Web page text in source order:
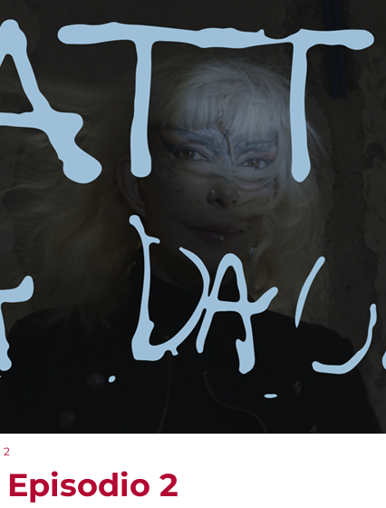
2
Episodio 2